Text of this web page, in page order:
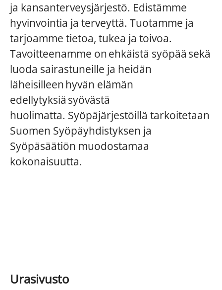
ja kansanterveysjärjestö. Edistämme
hyvinvointia ja terveyttä. Tuotamme ja
tarjoamme tietoa, tukea ja toivoa.
Tavoitteenamme on ehkäistä syöpää sekä
luoda sairastuneille ja heidän
läheisilleen hyvän elämän
edellytyksiä syövästä
huolimatta. Syöpäjärjestöillä tarkoitetaan
Suomen Syöpäyhdistyksen ja
Syöpäsäätiön muodostamaa
kokonaisuutta.
Urasivusto